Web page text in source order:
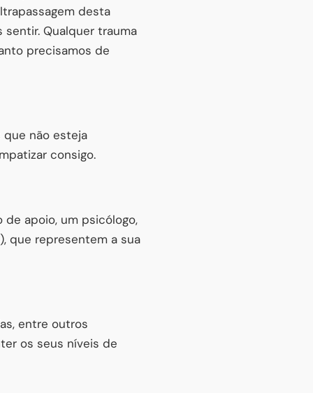
desta
Qualquer trauma
precisamos de
que não esteja
consigo.
de apoio, um psicólogo,
que representem a sua
entre outros
os seus níveis de